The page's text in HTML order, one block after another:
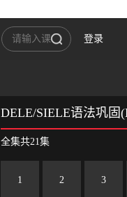
登录
DELE/SIELE语法巩固
全集共21集
1 2 3